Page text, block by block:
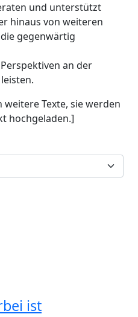
und unterstützt
hinaus von weiteren
gegenwärtig
an der
Texte, sie werden
hochgeladen.]
ist